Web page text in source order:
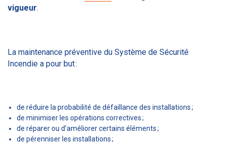
vigueur.
La maintenance préventive du Système de Sécurité
Incendie a pour but :
de réduire la probabilité de défaillance des installations ;
de minimiser les opérations correctives ;
de réparer ou d’améliorer certains éléments ;
de pérenniser les installations ;